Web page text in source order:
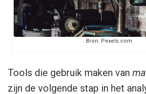
Bron: Pexels.com
Tools die gebruik maken van
zijn de volgende stap in het